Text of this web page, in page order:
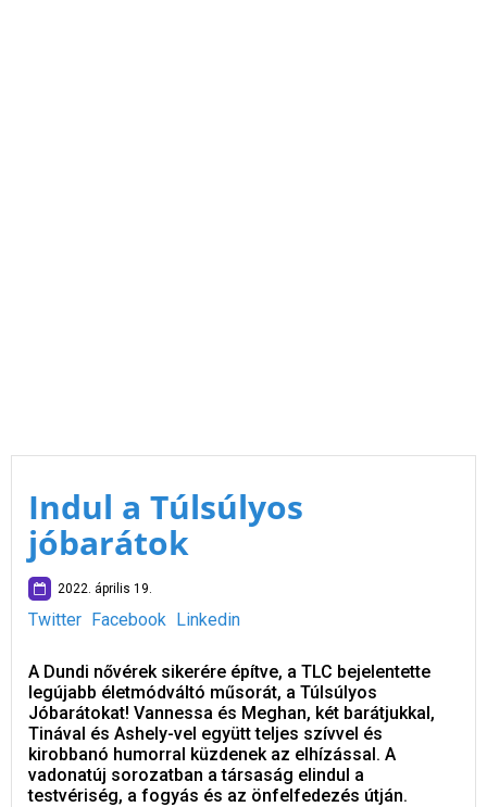
Indul a Túlsúlyos
jóbarátok
2022. április 19.
Twitter Facebook Linkedin
A Dundi nővérek sikerére építve, a TLC bejelentette
legújabb életmódváltó műsorát, a Túlsúlyos
Jóbarátokat! Vannessa és Meghan, két barátjukkal,
Tinával és Ashely-vel együtt teljes szívvel és
kirobbanó humorral küzdenek az elhízással. A
vadonatúj sorozatban a társaság elindul a
testvériség, a fogyás és az önfelfedezés útján.